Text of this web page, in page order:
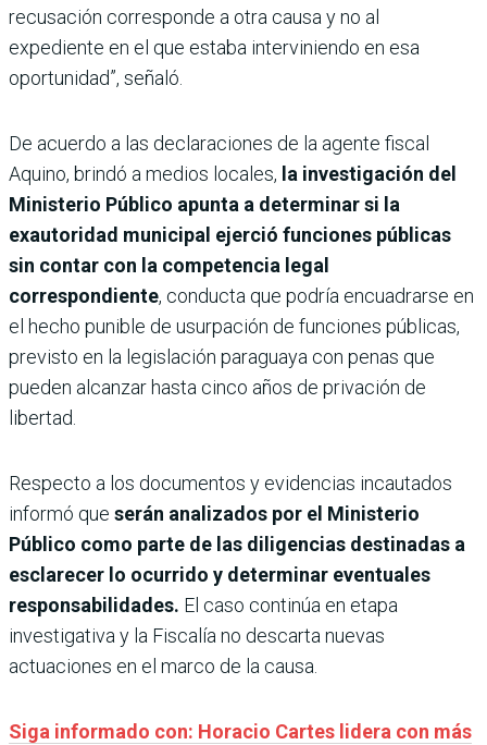
recusación corresponde a otra causa y no al
expediente en el que estaba interviniendo en esa
oportunidad”, señaló.
De acuerdo a las declaraciones de la agente fiscal
Aquino, brindó a medios locales, la investigación del
Ministerio Público apunta a determinar si la
exautoridad municipal ejerció funciones públicas
sin contar con la competencia legal
correspondiente, conducta que podría encuadrarse en
el hecho punible de usurpación de funciones públicas,
previsto en la legislación paraguaya con penas que
pueden alcanzar hasta cinco años de privación de
libertad.
Respecto a los documentos y evidencias incautados
informó que serán analizados por el Ministerio
Público como parte de las diligencias destinadas a
esclarecer lo ocurrido y determinar eventuales
responsabilidades. El caso continúa en etapa
investigativa y la Fiscalía no descarta nuevas
actuaciones en el marco de la causa.
Siga informado con: Horacio Cartes lidera con más